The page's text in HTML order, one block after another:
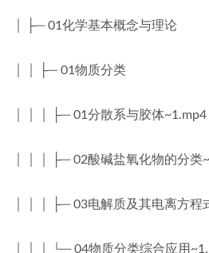
│ ├─ 01化学基本概念与理论
│ │ ├─ 01物质分类
│ │ │ ├─ 01分散系与胶体~1.mp4
│ │ │ ├─ 02酸碱盐氧化物的分类
│ │ │ ├─ 03电解质及其电离方程
│ │ │ └─ 04物质分类综合应用